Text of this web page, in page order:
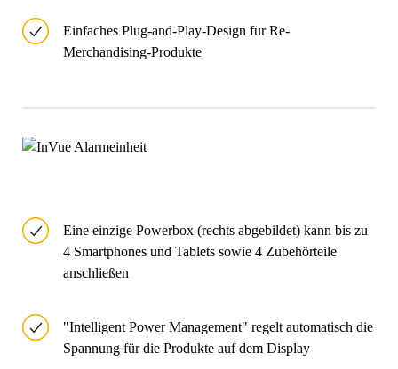
Einfaches Plug-and-Play-Design für Re-
Merchandising-Produkte
Eine einzige Powerbox (rechts abgebildet) kann bis zu
4 Smartphones und Tablets sowie 4 Zubehörteile
anschließen
"Intelligent Power Management" regelt automatisch die
Spannung für die Produkte auf dem Display